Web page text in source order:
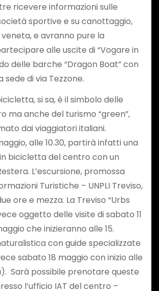
ricevere informazioni sulle
sportive e su canottaggio,
e avranno pure la
alle uscite di “Vogare in
delle barche “Dragon Boat” con
di via Tezzone.
si sa, è il simbolo delle
ma anche del turismo “green”,
dai viaggiatori italiani.
alle 10.30, partirà infatti una
bicicletta del centro con un
L’escursione, promossa
Turistiche – UNPLI Treviso,
ore e mezza. La Treviso “Urbs
oggetto delle visite di sabato 11
che inizieranno alle 15.
con guide specializzate
sabato 18 maggio con inizio alle
Sarà possibile prenotare queste
l’ufficio IAT del centro –